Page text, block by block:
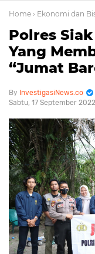
Home › Ekonomi dan
Polres
Yang
“Jumat
InvestigasiNews.co
Sabtu, 17 September 2022